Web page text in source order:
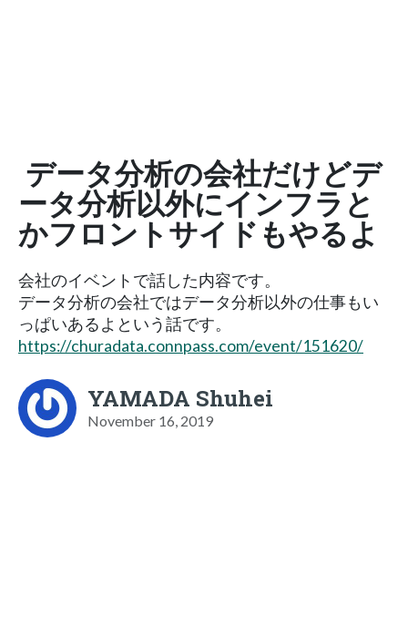
データ分析の会社だけどデ
ータ分析以外にインフラと
かフロントサイドもやるよ
会社のイベントで話した内容です。
データ分析の会社ではデータ分析以外の仕事もい
っぱいあるよという話です。
https://churadata.connpass.com/event/151620/
YAMADA Shuhei
November 16, 2019